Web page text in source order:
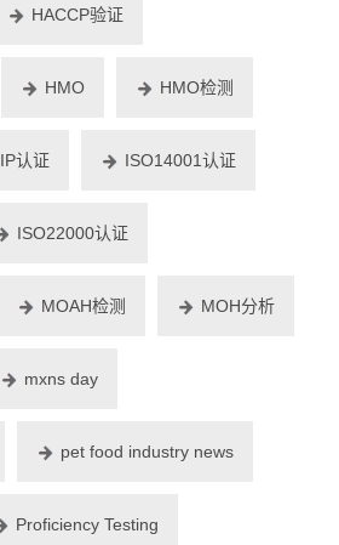
HACCP验证
HMO HMO检测
IP认证 ISO14001认证
ISO22000认证
MOAH检测 MOH分析
mxns day
pet food industry news
Proficiency Testing